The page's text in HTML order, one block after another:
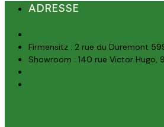
ADRESSE
Firmensitz : 2 rue du Duremont
Showroom : 140 rue Victor Hugo,